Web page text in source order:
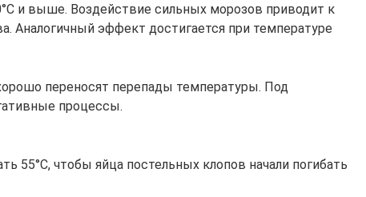
и выше. Воздействие сильных морозов приводит к
Аналогичный эффект достигается при температуре
переносят перепады температуры. Под
процессы.
55°C, чтобы яйца постельных клопов начали погибать